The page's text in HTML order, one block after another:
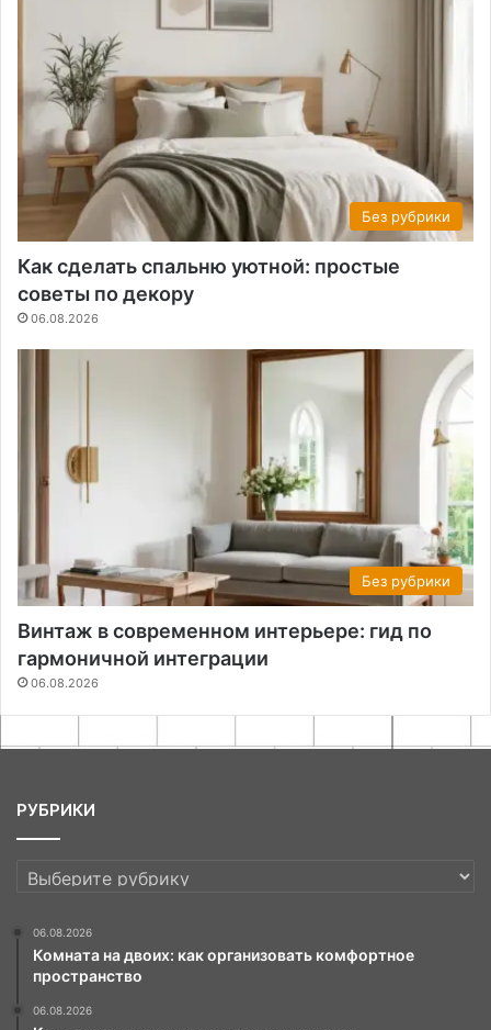
Без рубрики
Как сделать спальню уютной: простые
советы по декору
06.08.2026
Без рубрики
Винтаж в современном интерьере: гид по
гармоничной интеграции
06.08.2026
РУБРИКИ
РУБРИКИ
06.08.2026
Комната на двоих: как организовать комфортное
пространство
06.08.2026